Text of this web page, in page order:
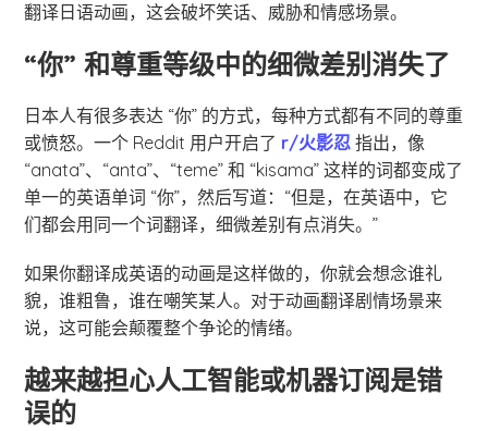
翻译日语动画，这会破坏笑话、威胁和情感场景。
“你” 和尊重等级中的细微差别消失了
日本人有很多表达 “你” 的方式，每种方式都有不同的尊重
或愤怒。一个 Reddit 用户开启了 r/火影忍 指出，像
“anata”、“anta”、“teme” 和 “kisama” 这样的词都变成了
单一的英语单词 “你”，然后写道：“但是，在英语中，它
们都会用同一个词翻译，细微差别有点消失。”
如果你翻译成英语的动画是这样做的，你就会想念谁礼
貌，谁粗鲁，谁在嘲笑某人。对于动画翻译剧情场景来
说，这可能会颠覆整个争论的情绪。
越来越担心人工智能或机器订阅是错
误的